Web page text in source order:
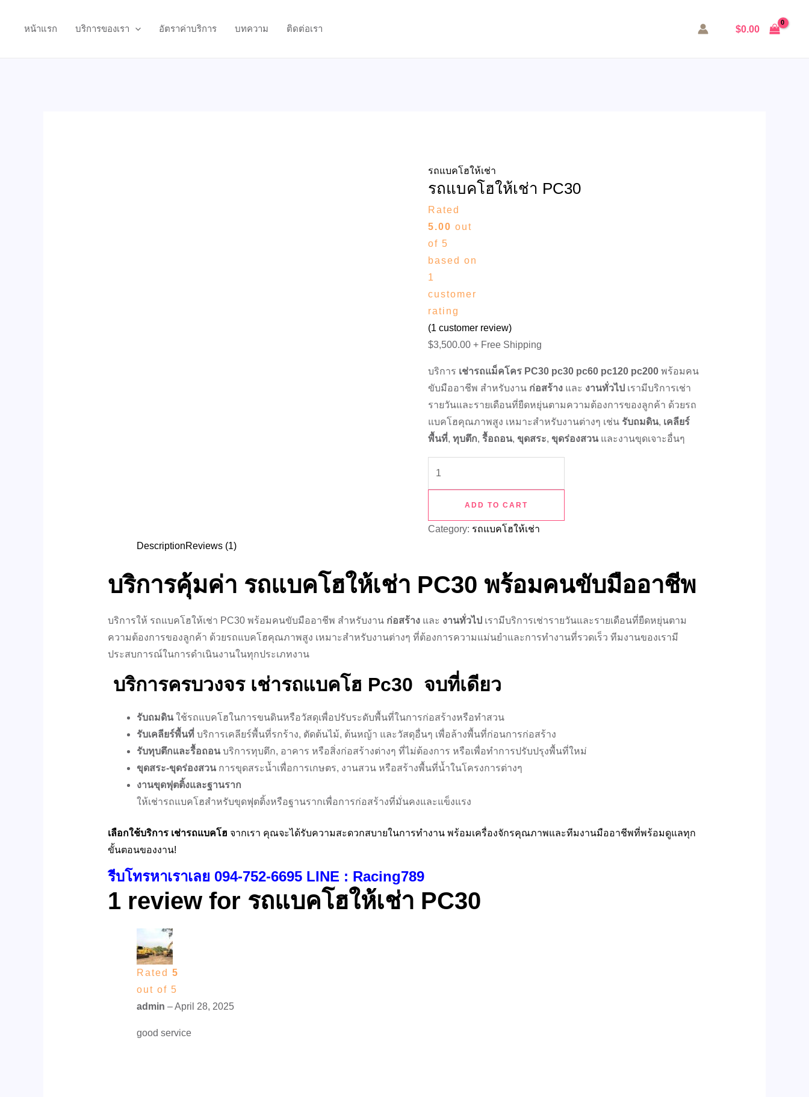
หน้าแรก บริการของเรา อัตราค่าบริการ บทความ ติดต่อเรา $0.00
รถแบคโฮให้เช่า
รถแบคโฮให้เช่า PC30
Rated
5.00 out
of 5
based on
1
customer
rating
(1 customer review)
$3,500.00 + Free Shipping
บริการ เช่ารถแม็คโคร PC30 pc30 pc60 pc120 pc200พร้อมคน
ขับมืออาชีพ สำหรับงาน ก่อสร้าง และ งานทั่วไป เรามีบริการเช่า
รายวันและรายเดือนที่ยืดหยุ่นตามความต้องการของลูกค้า ด้วยรถ
แบคโฮคุณภาพสูง เหมาะสำหรับงานต่างๆ เช่น รับถมดิน, เคลียร์
พื้นที่,ทุบตึก,รื้อถอน,ขุดสระ,ขุดร่องสวนและงานขุดเจาะอื่นๆ
ADD TO CART
Category: รถแบคโฮให้เช่า
DescriptionReviews (1)
บริการคุ้มค่า รถแบคโฮให้เช่า PC30 พร้อมคนขับมืออาชีพ
บริการให้ รถแบคโฮให้เช่า PC30 พร้อมคนขับมืออาชีพ สำหรับงาน ก่อสร้างและ งานทั่วไป เรามีบริการเช่ารายวันและรายเดือนที่ยืดหยุ่นตาม
ความต้องการของลูกค้า ด้วยรถแบคโฮคุณภาพสูง เหมาะสำหรับงานต่างๆ ที่ต้องการความแม่นยำและการทำงานที่รวดเร็ว ทีมงานของเรามี
ประสบการณ์ในการดำเนินงานในทุกประเภทงาน
บริการครบวงจร เช่ารถแบคโฮ Pc30 จบที่เดียว
รับถมดินใช้รถแบคโฮในการขนดินหรือวัสดุเพื่อปรับระดับพื้นที่ในการก่อสร้างหรือทำสวน
รับเคลียร์พื้นที่ บริการเคลียร์พื้นที่รกร้าง, ตัดต้นไม้, ต้นหญ้า และวัสดุอื่นๆ เพื่อล้างพื้นที่ก่อนการก่อสร้าง
รับทุบตึกและรื้อถอนบริการทุบตึก, อาคาร หรือสิ่งก่อสร้างต่างๆ ที่ไม่ต้องการ หรือเพื่อทำการปรับปรุงพื้นที่ใหม่
ขุดสระ-ขุดร่องสวน การขุดสระน้ำเพื่อการเกษตร, งานสวน หรือสร้างพื้นที่น้ำในโครงการต่างๆ
งานขุดฟุตติ้งและฐานราก
ให้เช่ารถแบคโฮสำหรับขุดฟุตติ้งหรือฐานรากเพื่อการก่อสร้างที่มั่นคงและแข็งแรง
เลือกใช้บริการ เช่ารถแบคโฮ จากเรา คุณจะได้รับความสะดวกสบายในการทำงาน พร้อมเครื่องจักรคุณภาพและทีมงานมืออาชีพที่พร้อมดูแลทุก
ขั้นตอนของงาน!
รีบโทรหาเราเลย 094-752-6695 LINE : Racing789
1 review for รถแบคโฮให้เช่า PC30
Rated 5
out of 5
admin –April 28, 2025
good service